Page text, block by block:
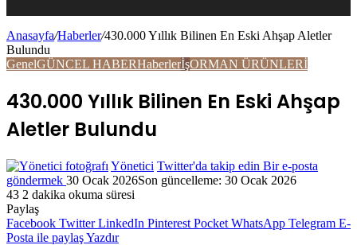
Anasayfa/Haberler/430.000 Yıllık Bilinen En Eski Ahşap Aletler
Bulundu
GenelGÜNCEL HABERHaberlerİşORMAN ÜRÜNLERİ
430.000 Yıllık Bilinen En Eski Ahşap
Aletler Bulundu
Yönetici Twitter'da takip edin Bir e-posta
göndermek 30 Ocak 2026Son güncelleme: 30 Ocak 2026
43 2 dakika okuma süresi
Paylaş
Facebook Twitter LinkedIn Pinterest Pocket WhatsApp Telegram E-
Posta ile paylaşYazdır